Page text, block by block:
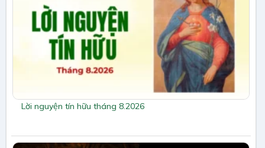
Lời nguyện tín hữu tháng 8.2026